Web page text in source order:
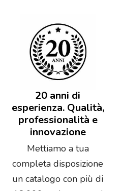
20 anni di
esperienza. Qualità,
professionalità e
innovazione
Mettiamo a tua
completa disposizione
un catalogo con più di